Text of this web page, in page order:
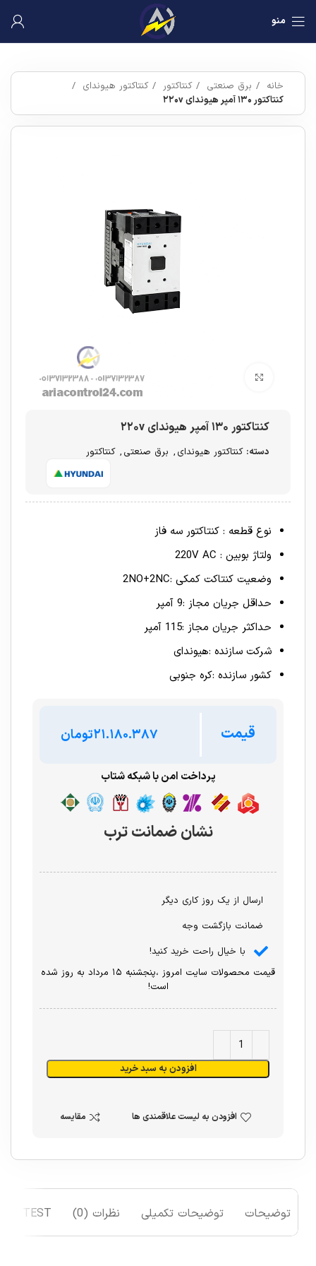
منو
خانه برق صنعتی کنتاکتور
کنتاکتور هیوندای
کنتاکتور ۱۳۰ آمپر هیوندای ۲۲۰v
کنتاکتور ۱۳۰ آمپر هیوندای ۲۲۰v
دسته: کنتاکتور هیوندای , برق صنعتی , کنتاکتور
نوع قطعه : کنتاکتور سه فاز
ولتاژ بوبین : 220V AC
وضعیت کنتاکت کمکی :2NO+2NC
حداقل جریان مجاز :9 آمپر
حداکثر جریان مجاز :115 آمپر
شرکت سازنده :هیوندای
کشور سازنده :کره جنوبی
قیمت تومان
پرداخت امن با شبکه شتاب
نشان ضمانت ترب
ارسال از یک روز کاری دیگر
ضمانت بازگشت وجه
با خیال راحت خرید کنید!
قیمت محصولات سایت امروز ،پنجشنبه ۱۵ مرداد به روز شده
است!
افزودن به سبد خرید
افزودن به لیست علاقمندی ها مقایسه
توضیحات توضیحات تکمیلی نظرات (0) TEST